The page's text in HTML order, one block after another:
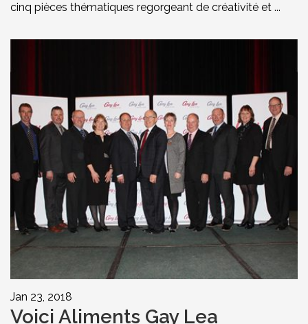
cinq pièces thématiques regorgeant de créativité et ...
Jan 23, 2018
Voici Aliments Gay Lea